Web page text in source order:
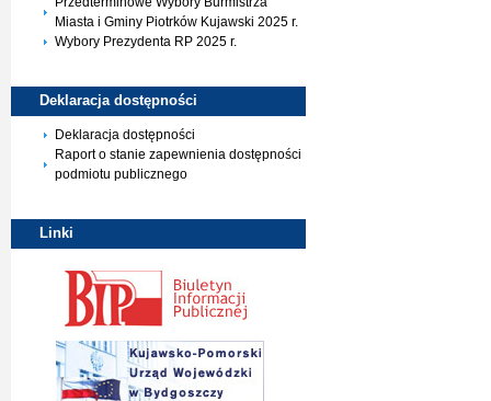
Miasta i Gminy Piotrków Kujawski 2025 r.
Wybory Prezydenta RP 2025 r.
Deklaracja dostępności
Deklaracja dostępności
Raport o stanie zapewnienia dostępności
podmiotu publicznego
Linki